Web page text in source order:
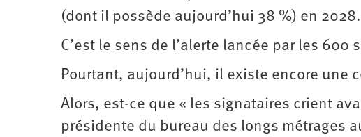
(dont il possède aujourd’hui 38 %) en 2028.
C’est le sens de l’alerte lancée par les
Pourtant, aujourd’hui, il existe encore une
Alors, est-ce que « les signataires crient
présidente du bureau des longs métrages